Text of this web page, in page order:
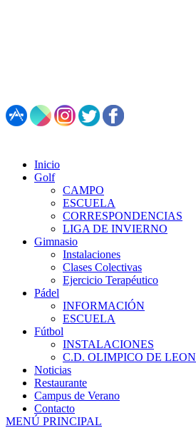
Inicio
Golf
CAMPO
ESCUELA
CORRESPONDENCIAS
LIGA DE INVIERNO
Gimnasio
Instalaciones
Clases Colectivas
Ejercicio Terapéutico
Pádel
INFORMACIÓN
ESCUELA
Fútbol
INSTALACIONES
C.D. OLIMPICO DE LEON
Noticias
Restaurante
Campus de Verano
Contacto
MENÚ PRINCIPAL